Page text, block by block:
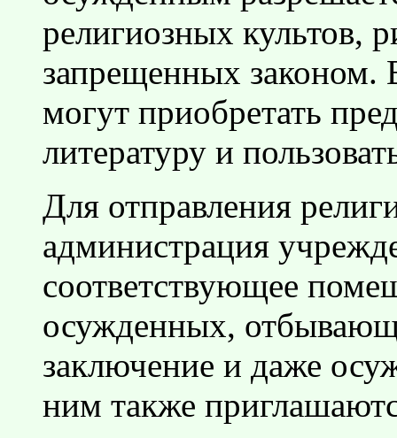
религиозных культов,
запрещенных законом.
могут приобретать
литературу и
Для отправления
администрация
соответствующее
осужденных,
заключение и даже
ним также